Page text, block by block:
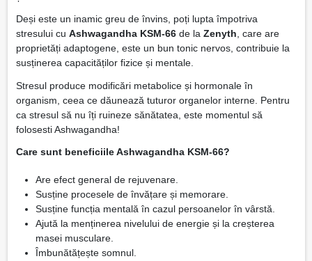
Deși este un inamic greu de învins, poți lupta împotriva
stresului cu Ashwagandha KSM-66de la Zenyth, care are
proprietăți adaptogene, este un bun tonic nervos, contribuie la
susținerea capacităților fizice și mentale.
Stresul produce modificări metabolice și hormonale în
organism, ceea ce dăunează tuturor organelor interne. Pentru
ca stresul să nu îți ruineze sănătatea, este momentul să
folosesti Ashwagandha!
Care sunt beneficiile Ashwagandha KSM-66?
Are efect general de rejuvenare.
Susține procesele de învățare și memorare.
Susține funcția mentală în cazul persoanelor în vârstă.
Ajută la menținerea nivelului de energie și la creșterea
masei musculare.
Îmbunătățește somnul.